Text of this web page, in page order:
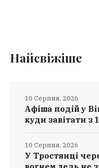
Найсвіжіше
Афіша подій у
куди завітати з
10 Серпня, 2026
У Тростянці
10 Серпня, 2026